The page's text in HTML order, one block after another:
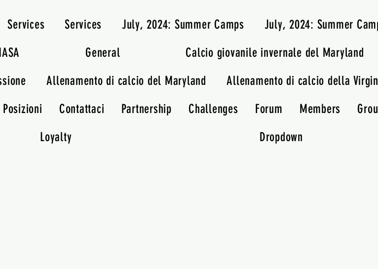
Services Services July, 2024: Summer Camps
July, 2024: Summer
General
Calcio giovanile invernale del Maryland
Allenamento di calcio del Maryland
Allenamento di calcio della
Posizioni Contattaci Partnership Challenges Forum Members
Loyalty Dropdown